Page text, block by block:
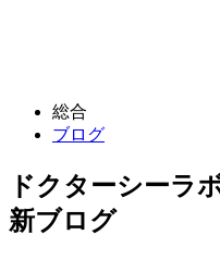
総合
ブログ
ドクターシーラ
新ブログ